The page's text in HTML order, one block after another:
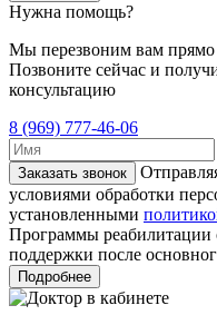
Нужна помощь?
Мы перезвоним вам прямо
Позвоните сейчас и
консультацию
8 (969) 777-46-06
Заказать звонок
условиями обработки
установленными
Программы реабилитации
поддержки после
Подробнее